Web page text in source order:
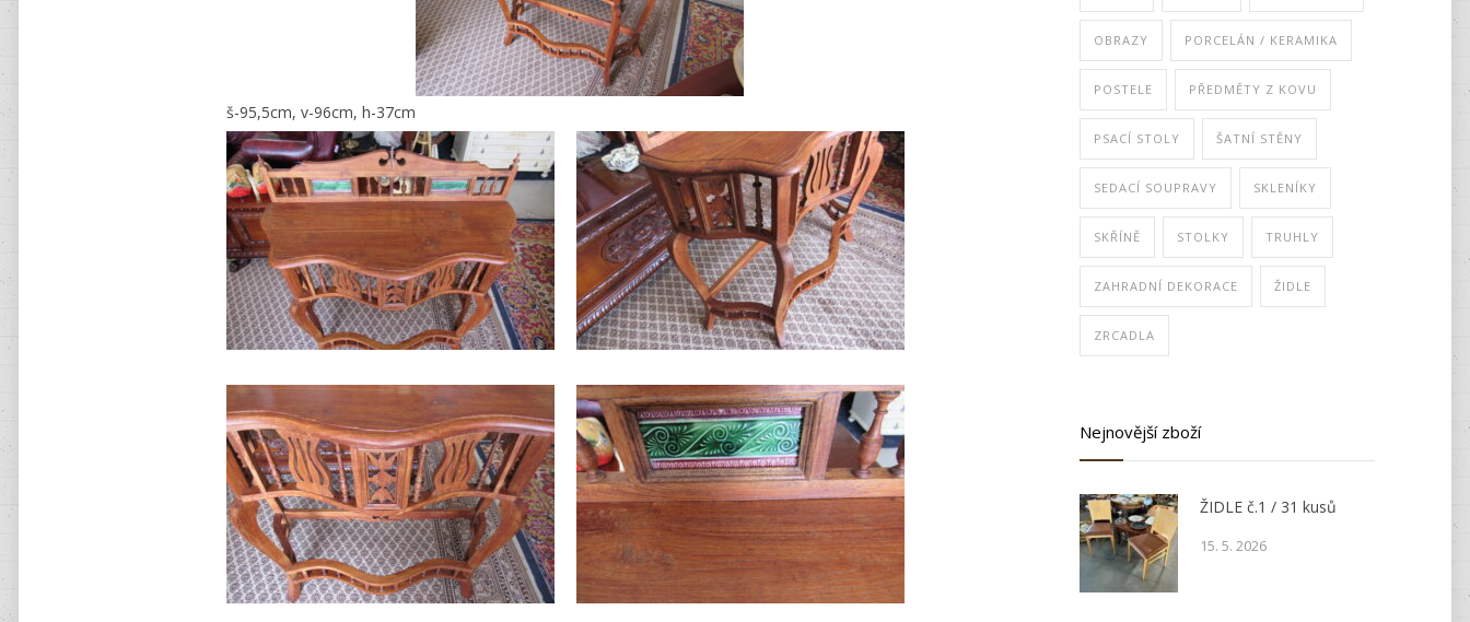
š-95,5cm, v-96cm, h-37cm
OBRAZY PORCELÁN / KERAMIKA
POSTELE PŘEDMĚTY Z KOVU
PSACÍ STOLY ŠATNÍ STĚNY
SEDACÍ SOUPRAVY SKLENÍKY
SKŘÍNĚ STOLKY TRUHLY
ZAHRADNÍ DEKORACE ŽIDLE
ZRCADLA
Nejnovější zboží
ŽIDLE č.1 / 31 kusů
15. 5. 2026